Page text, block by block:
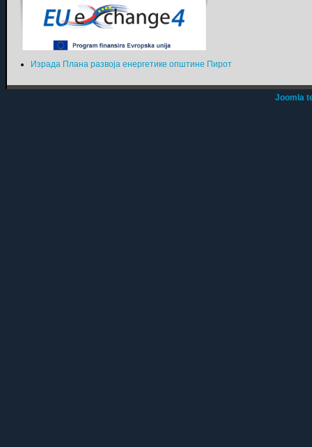
Израда Плана развоја енергетике општине Пирот
Joomla